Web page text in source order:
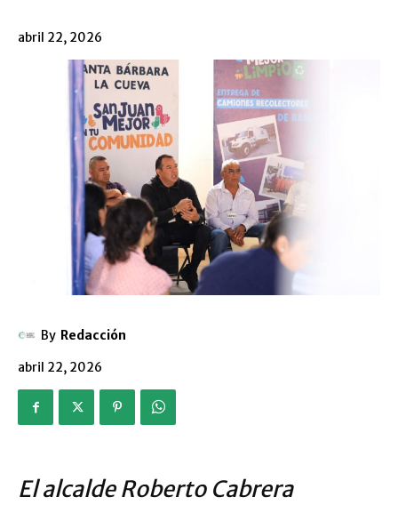
abril 22, 2026
By Redacción
abril 22, 2026
El alcalde Roberto Cabrera